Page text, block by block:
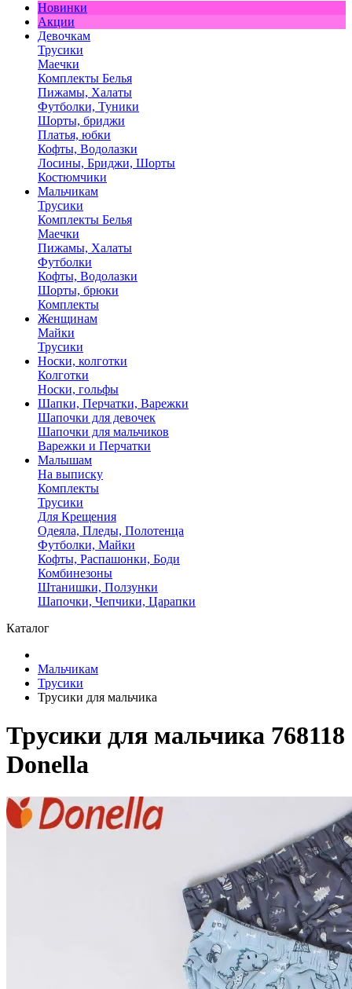
Новинки
Акции
Девочкам
Трусики
Маечки
Комплекты Белья
Пижамы, Халаты
Футболки, Туники
Шорты, бриджи
Платья, юбки
Кофты, Водолазки
Лосины, Бриджи, Шорты
Костюмчики
Мальчикам
Трусики
Комплекты Белья
Маечки
Пижамы, Халаты
Футболки
Кофты, Водолазки
Шорты, брюки
Комплекты
Женщинам
Майки
Трусики
Носки, колготки
Колготки
Носки, гольфы
Шапки, Перчатки, Варежки
Шапочки для девочек
Шапочки для мальчиков
Варежки и Перчатки
Малышам
На выписку
Комплекты
Трусики
Для Крещения
Одеяла, Пледы, Полотенца
Футболки, Майки
Кофты, Распашонки, Боди
Комбинезоны
Штанишки, Ползунки
Шапочки, Чепчики, Царапки
Каталог
Мальчикам
Трусики
Трусики для мальчика
Трусики для мальчика 768118
Donella